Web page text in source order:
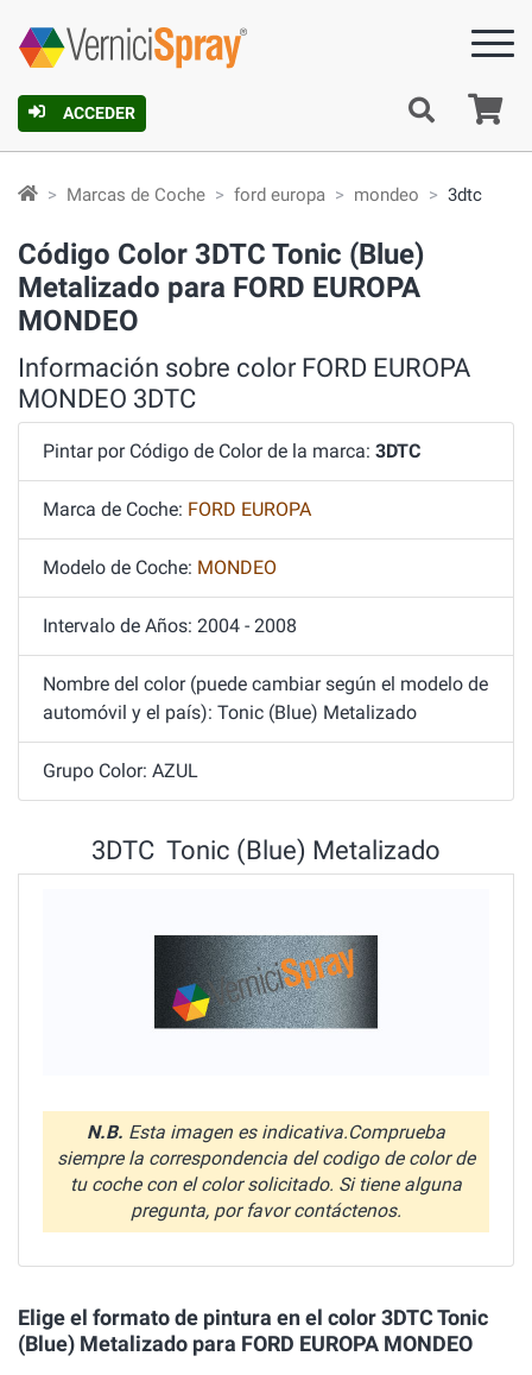
ACCEDER
Marcas de Coche ford europa mondeo 3dtc
Código Color 3DTC Tonic (Blue)
Metalizado para FORD EUROPA
MONDEO
Información sobre color FORD EUROPA
MONDEO 3DTC
Pintar por Código de Color de la marca: 3DTC
Marca de Coche: FORD EUROPA
Modelo de Coche: MONDEO
Intervalo de Años: 2004 - 2008
Nombre del color (puede cambiar según el modelo de
automóvil y el país): Tonic (Blue) Metalizado
Grupo Color: AZUL
3DTC Tonic (Blue) Metalizado
N.B. Esta imagen es indicativa.Comprueba
siempre la correspondencia del codigo de color de
tu coche con el color solicitado. Si tiene alguna
pregunta, por favor contáctenos.
Elige el formato de pintura en el color 3DTC Tonic
(Blue) Metalizado para FORD EUROPA MONDEO